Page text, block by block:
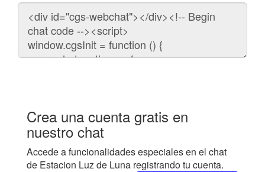
Código
para
embeber
chat
Crea una cuenta gratis en
nuestro chat
Accede a funcionalidades especiales en el chat
de Estacion Luz de Luna registrando tu cuenta.